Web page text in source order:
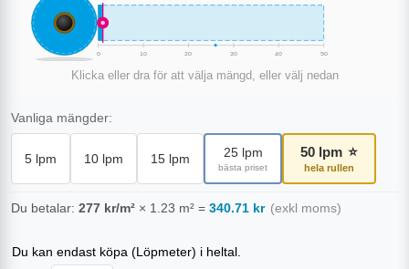
0 10 20 30 40 50
Klicka eller dra för att välja mängd, eller välj nedan
Vanliga mängder:
5 lpm 10 lpm 15 lpm 25lpm
bästa priset
50 lpm ⭐
hela rullen
Du betalar: 277 kr/m² × 1.23 m² = 340.71 kr (exkl moms)
Du kan endast köpa (Löpmeter) i heltal.